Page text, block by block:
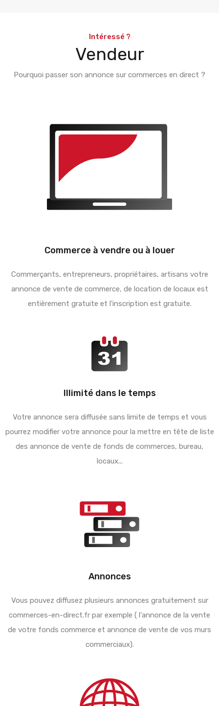
Intéressé ?
Vendeur
Pourquoi passer son annonce sur commerces en direct ?
Commerce à vendre ou à louer
Commerçants, entrepreneurs, propriétaires, artisans votre
annonce de vente de commerce, de location de locaux est
entièrement gratuite et l'inscription est gratuite.
Illimité dans le temps
Votre annonce sera diffusée sans limite de temps et vous
pourrez modifier votre annonce pour la mettre en tête de liste
des annonce de vente de fonds de commerces, bureau,
locaux...
Annonces
Vous pouvez diffusez plusieurs annonces gratuitement sur
commerces-en-direct.fr par exemple ( l'annonce de la vente
de votre fonds commerce et annonce de vente de vos murs
commerciaux).